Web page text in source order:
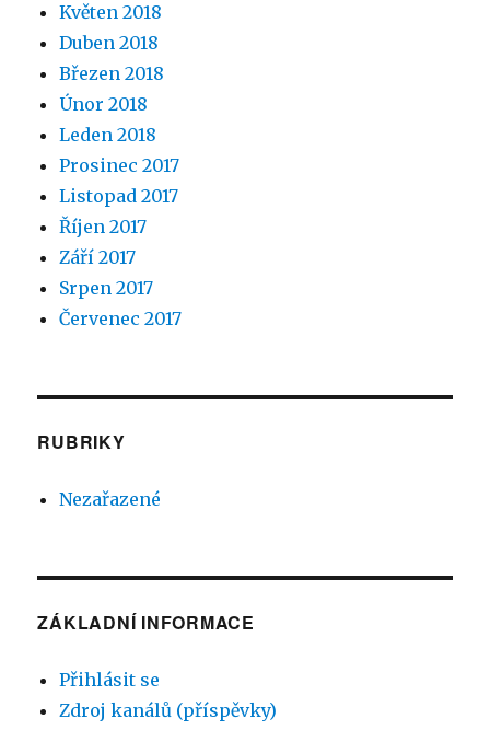
Květen 2018
Duben 2018
Březen 2018
Únor 2018
Leden 2018
Prosinec 2017
Listopad 2017
Říjen 2017
Září 2017
Srpen 2017
Červenec 2017
RUBRIKY
Nezařazené
ZÁKLADNÍ INFORMACE
Přihlásit se
Zdroj kanálů (příspěvky)